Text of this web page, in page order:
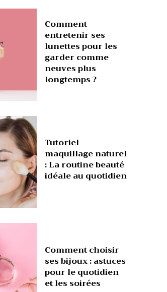
Comment
entretenir ses
lunettes pour les
garder comme
neuves plus
longtemps ?
Tutoriel
maquillage naturel
: La routine beauté
idéale au quotidien
Comment choisir
ses bijoux : astuces
pour le quotidien
et les soirées